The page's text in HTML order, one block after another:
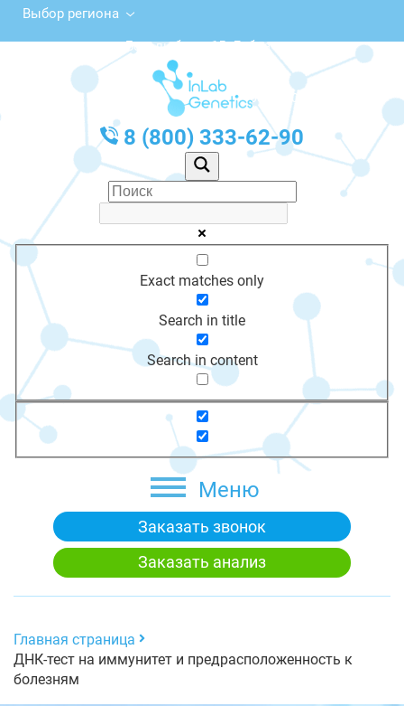
Выбор региона
просп. Боголюбова, 15, Дубна
с 10:00 до 20:00
График работы: Пн-Пт с 10:00 до 20:00
8 (800) 333-62-90
Exact matches only
Search in title
Search in content
Меню
Заказать звонок
Заказать анализ
Главная страница
ДНК-тест на иммунитет и предрасположенность к
болезням